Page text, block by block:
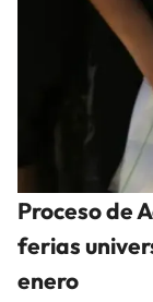
Proceso de
ferias
enero